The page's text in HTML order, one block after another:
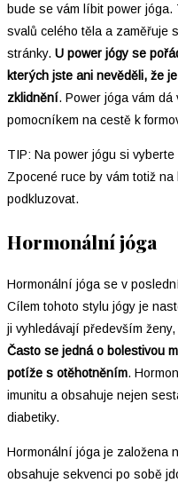
bude se vám líbit power
svalů celého těla a zaměřuje
stránky. U power jógy se
kterých jste ani nevěděli, že
zklidnění. Power jóga vám
pomocníkem na cestě k
TIP: Na power jógu si
Zpocené ruce by vám totiž
podkluzovat.
Hormonální jóga
Hormonální jóga se v
Cílem tohoto stylu jógy je
ji vyhledávají především
Často se jedná o bolestivou
potíže s otěhotněním.
imunitu a obsahuje nejen
diabetiky.
Hormonální jóga je založena
obsahuje sekvenci po sobě